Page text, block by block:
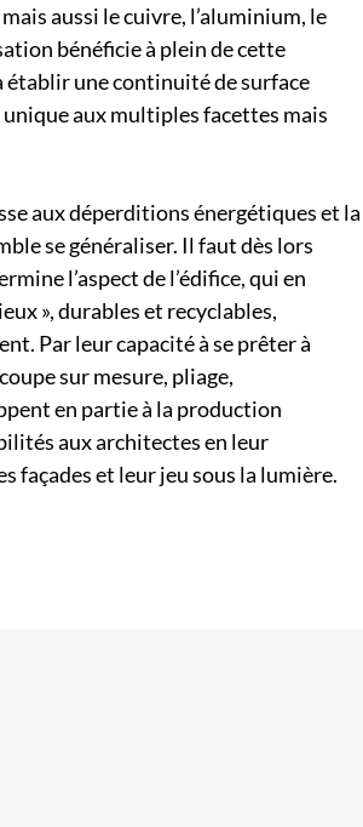
aussi le cuivre, l’aluminium, le
bénéficie à plein de cette
établir une continuité de surface
aux multiples facettes mais
aux déperditions énergétiques et la
se généraliser. Il faut dès lors
l’aspect de l’édifice, qui en
», durables et recyclables,
Par leur capacité à se prêter à
sur mesure, pliage,
en partie à la production
aux architectes en leur
façades et leur jeu sous la lumière.